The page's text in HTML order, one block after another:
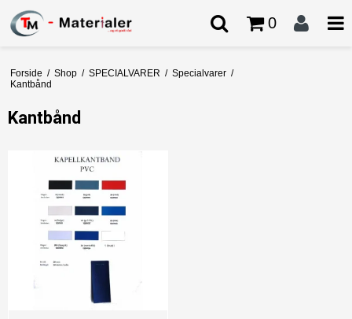
0
Forside / Shop / SPECIALVARER / Specialvarer /
Kantbånd
Kantbånd